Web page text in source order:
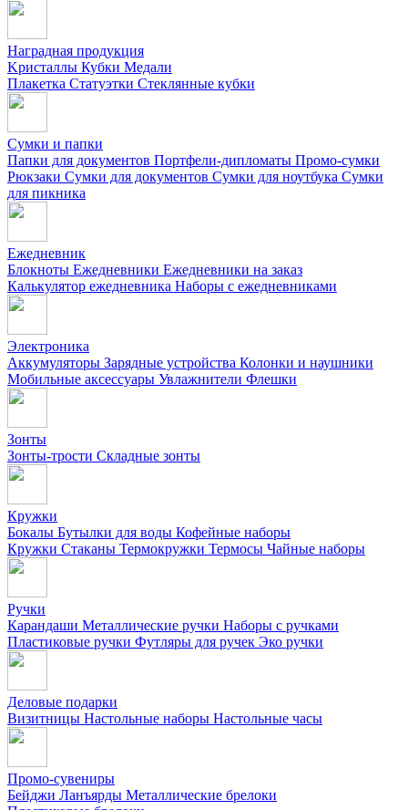
Наградная продукция
Kристаллы Кубки Медали
Плакетка Статуэтки Стеклянные кубки
Сумки и папки
Папки для документов Портфели-дипломаты Промо-сумки
Рюкзаки Сумки для документов Сумки для ноутбука Сумки
для пикника
Ежедневник
Блокноты Ежедневники Ежедневники на заказ
Калькулятор ежедневника Наборы с ежедневниками
Электроника
Аккумуляторы Зарядные устройства Колонки и наушники
Мобильные аксессуары Увлажнители Флешки
Зонты
Зонты-трости Складные зонты
Кружки
Бокалы Бутылки для воды Кофейные наборы
Кружки Стаканы Термокружки Термосы Чайные наборы
Ручки
Карандаши Металлические ручки Наборы с ручками
Пластиковые ручки Футляры для ручек Эко ручки
Деловые подарки
Визитницы Настольные наборы Настольные часы
Промо-сувениры
Бейджи Ланъярды Металлические брелоки